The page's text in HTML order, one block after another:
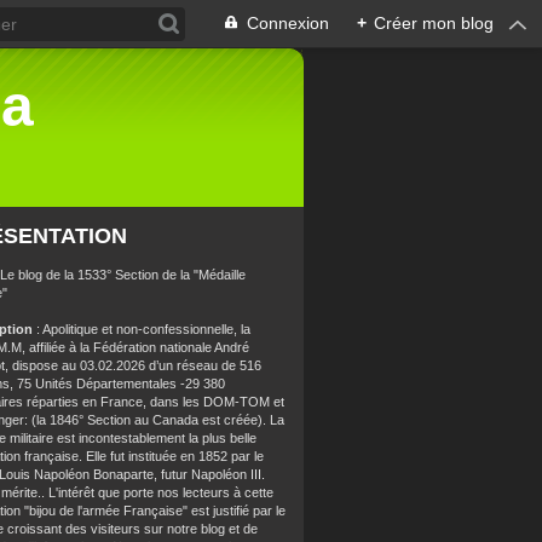
Connexion + Créer mon blog
blog de la 1533° Section de la "Médaille
: Apolitique et non-confessionnelle, la
affiliée à la Fédération nationale André
dispose au 03.02.2026 d’un réseau de 516
75 Unités Départementales -29 380
réparties en France, dans les DOM-TOM et
(la 1846° Section au Canada est créée). La
militaire est incontestablement la plus belle
française. Elle fut instituée en 1852 par le
Napoléon Bonaparte, futur Napoléon III.
mérite.. L'intérêt que porte nos lecteurs à cette
"bijou de l'armée Française" est justifié par le
croissant des visiteurs sur notre blog et de